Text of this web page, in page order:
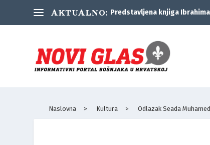
AKTUALNO: Predstavljena knjiga
Naslovna > Kultura > Odlazak Seada